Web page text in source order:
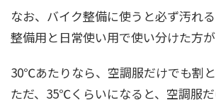
なお、バイク整備に使うと必ず汚れる
整備用と日常使い用で使い分けた方が
30℃あたりなら、空調服だけでも割と
ただ、35℃くらいになると、空調服